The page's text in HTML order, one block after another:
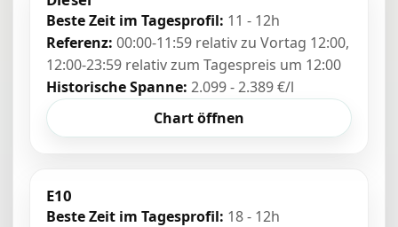
Beste Zeit im Tagesprofil: 11 - 12h
Referenz: 00:00-11:59 relativ zu Vortag 12:00,
12:00-23:59 relativ zum Tagespreis um 12:00
Historische Spanne: 2.099 - 2.389 €/l
Chart öffnen
E10
Beste Zeit im Tagesprofil: 18 - 12h